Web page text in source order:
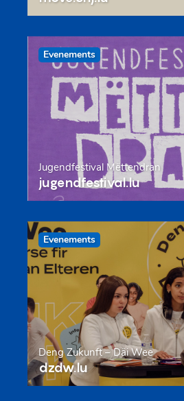
Evenements
Jugendfestival Mëttendran
jugendfestival.lu
Evenements
Deng Zukunft – Däi Wee
dzdw.lu